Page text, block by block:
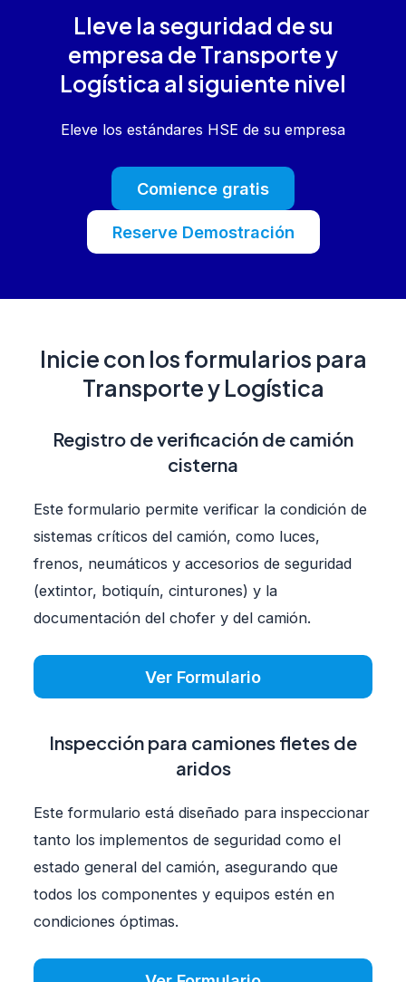
Lleve la seguridad de su
empresa de Transporte y
Logística al siguiente nivel
Eleve los estándares HSE de su empresa
Comience gratis
Reserve Demostración
Inicie con los formularios para
Transporte y Logística
Registro de verificación de camión
cisterna
Este formulario permite verificar la condición de
sistemas críticos del camión, como luces,
frenos, neumáticos y accesorios de seguridad
(extintor, botiquín, cinturones) y la
documentación del chofer y del camión.
Ver Formulario
Inspección para camiones fletes de
aridos
Este formulario está diseñado para inspeccionar
tanto los implementos de seguridad como el
estado general del camión, asegurando que
todos los componentes y equipos estén en
condiciones óptimas.